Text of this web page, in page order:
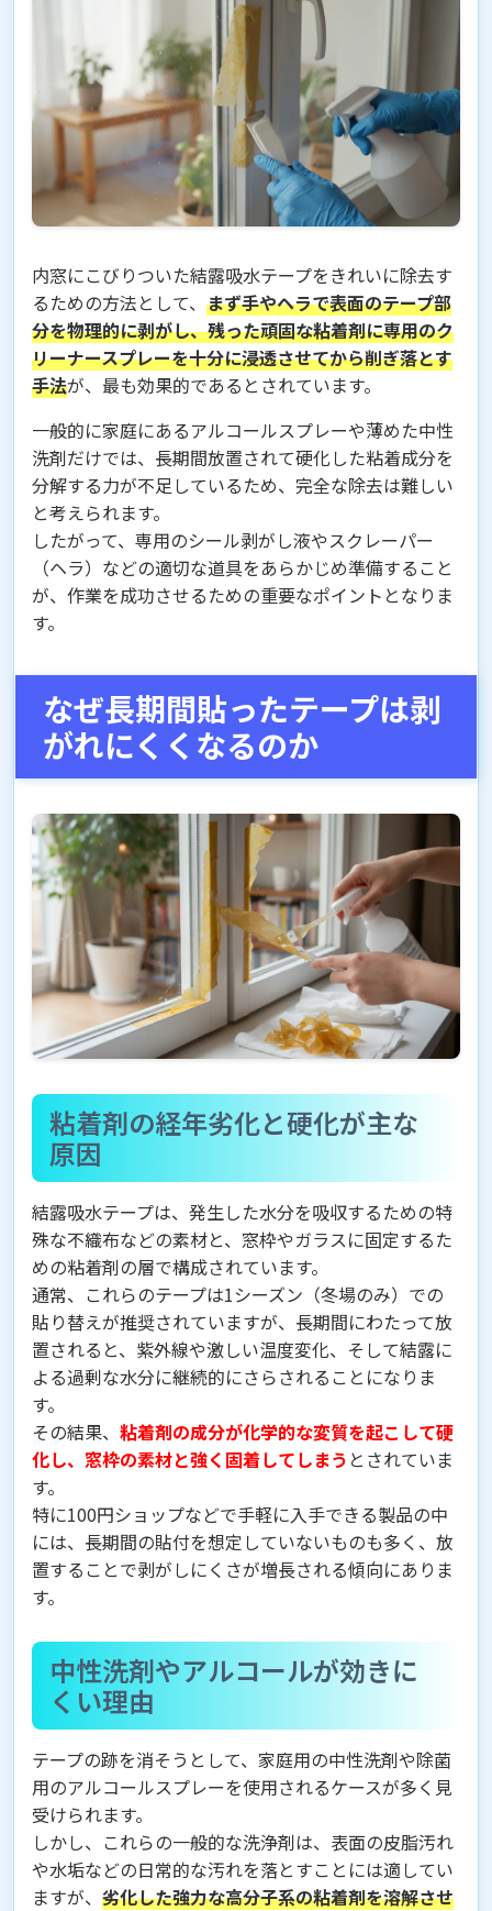
内窓にこびりついた結露吸水テープをきれいに除去す
るための方法として、 まず手やヘラで表面のテープ部
分を物理的に剥がし、残った頑固な粘着剤に専用のク
リーナースプレーを十分に浸透させてから削ぎ落とす
手法が、最も効果的であるとされています。
一般的に家庭にあるアルコールスプレーや薄めた中性
洗剤だけでは、長期間放置されて硬化した粘着成分を
分解する力が不足しているため、完全な除去は難しい
と考えられます。
したがって、専用のシール剥がし液やスクレーパー
（ヘラ）などの適切な道具をあらかじめ準備すること
が、作業を成功させるための重要なポイントとなりま
す。
なぜ長期間貼ったテープは剥
がれにくくなるのか
粘着剤の経年劣化と硬化が主な
原因
結露吸水テープは、発生した水分を吸収するための特
殊な不織布などの素材と、窓枠やガラスに固定するた
めの粘着剤の層で構成されています。
通常、これらのテープは1シーズン（冬場のみ）での
貼り替えが推奨されていますが、長期間にわたって放
置されると、紫外線や激しい温度変化、そして結露に
よる過剰な水分に継続的にさらされることになりま
す。
その結果、 粘着剤の成分が化学的な変質を起こして硬
化し、窓枠の素材と強く固着してしまう とされていま
す。
特に100円ショップなどで手軽に入手できる製品の中
には、長期間の貼付を想定していないものも多く、放
置することで剥がしにくさが増長される傾向にありま
す。
中性洗剤やアルコールが効きに
くい理由
テープの跡を消そうとして、家庭用の中性洗剤や除菌
用のアルコールスプレーを使用されるケースが多く見
受けられます。
しかし、これらの一般的な洗浄剤は、表面の皮脂汚れ
や水垢などの日常的な汚れを落とすことには適してい
ますが、 劣化した強力な高分子系の粘着剤を溶解させ